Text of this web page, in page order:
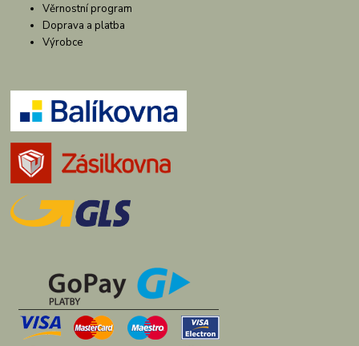
Věrnostní program
Doprava a platba
Výrobce